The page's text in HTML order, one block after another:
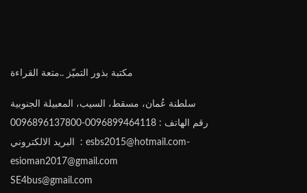
مكتبة بذور التميّز ..متعة القراءة
سلطنة عُمان، مسقط، السيب، المعبيلة الجنوبية
رقم الهاتف : 0096899464118-0096896137800
البريد الالكتروني : esbs2015@hotmail.com-
esioman2017@gmail.com
SE4bus@gmail.com